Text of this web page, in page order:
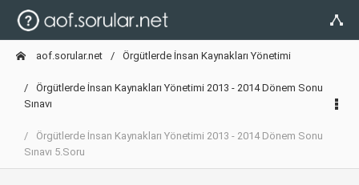
aof.sorular.net Örgütlerde İnsan Kaynakları Yönetimi
Örgütlerde İnsan Kaynakları Yönetimi 2013 - 2014 Dönem Sonu
Sınavı
Örgütlerde İnsan Kaynakları Yönetimi 2013 - 2014 Dönem Sonu
Sınavı 5.Soru